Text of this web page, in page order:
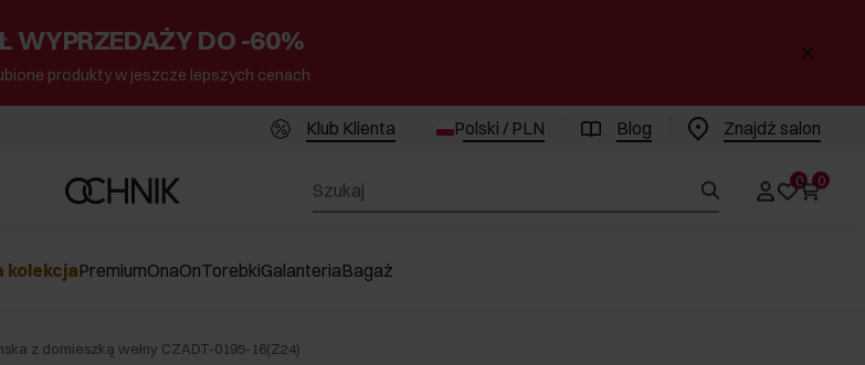
WYPRZEDAŻY DO -60%
produkty w jeszcze lepszych cenach
Klub Klienta Polski / PLN Blog Znajdż salon
0 0
kolekcjaPremiumOnaOnTorebkiGalanteriaBagaż
z domieszką wełny CZADT-0195-16(Z24)